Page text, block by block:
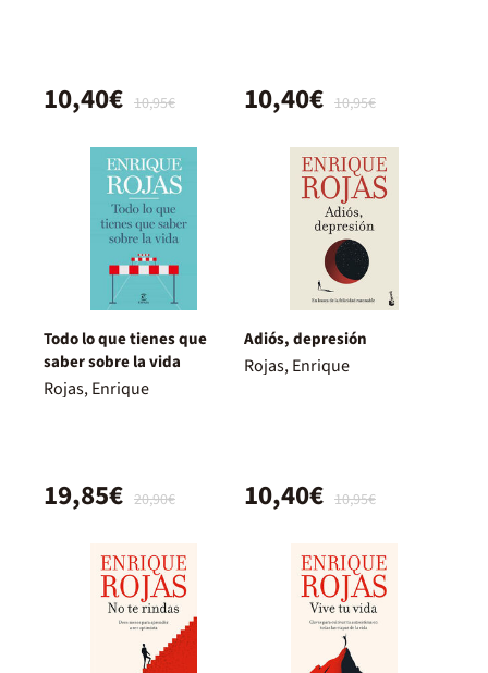
10,95€
10,40€ 10,95€
10,40€
Todo lo que tienes que
saber sobre la vida
Rojas, Enrique
20,90€
19,85€
Adiós, depresión
Rojas, Enrique
10,95€
10,40€